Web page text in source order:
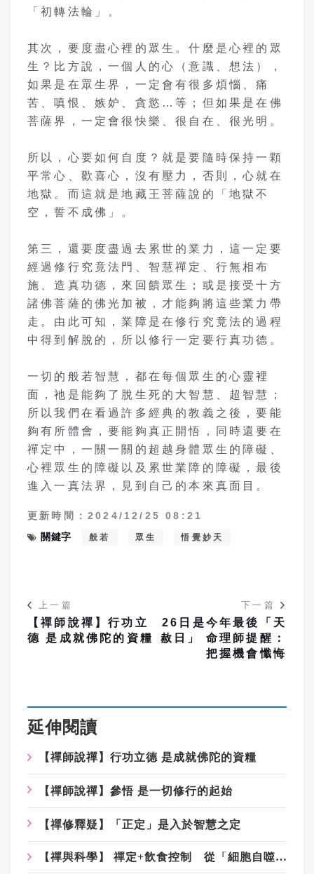
「初轉法輪」。
其次，要度盡心裡的眾生。什麼是心裡的眾
生？比方說，一個人的心（意識、想法），
如果是在眾生界，一定會有很多煩惱、痛
苦、嗔恨、嫉妒、貪慾…等；但如果是在佛
菩薩界，一定會很快樂、很自在、很光明。
所以，心要如何自度？就是要隨時保持一顆
平常心、歡喜心，沒有壓力，否則，心就在
地獄。而這就是地藏王菩薩說的「地獄不
空，誓不成佛」。
第三，還要度盡過去累世的業力，這一定要
經過修行究竟法門、智慧禪定、行無相布
施、造真功德，來回饋眾生；或是接受十方
諸佛菩薩的佛光加被，才能夠將這些業力帶
走。由此可知，業障是在修行究竟法的過程
中得到解脫的，所以修行一定要行真功德。
一切的般若智慧，都在每個眾生的心靈裡
面，祂是能夠了脫生死的大智慧、超智慧；
所以我們在看過許多經典的教義之後，要能
夠有所體會，要能夠真正開悟，同時還要在
禪定中，一關一關的超越身體眾生的障礙、
心裡眾生的障礙以及累世業障的障礙，最後
進入一真法界，見到自己的本來真面目。
更新時間：2024/12/25 08:21
關鍵字
般若 眾生 悟覺妙天
上一篇
【禪師說禪】行功立
德 是成就佛陀的資糧
下一篇
26日是今年最後「天
赦日」 命理師提醒：
把握機會懺悔
延伸閱讀
【禪師說禪】行功立德 是成就佛陀的資糧
【禪師說禪】參悟 是一切修行的起始
【禪修釋疑】「正定」是入於智慧之定
【禪與科學】 禪定+飲食控制 從「細胞自噬」談起的現代養生觀